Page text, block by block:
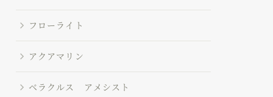
フローライト
アクアマリン
ベラクルス アメシスト